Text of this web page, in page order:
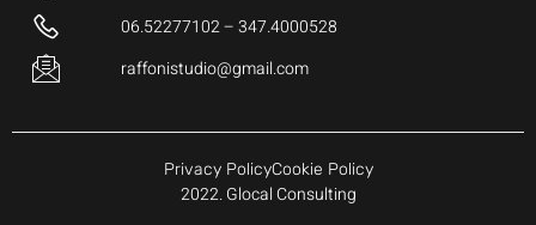
06.52277102 – 347.4000528
raffonistudio@gmail.com
2022. Glocal Consulting
Privacy PolicyCookie Policy